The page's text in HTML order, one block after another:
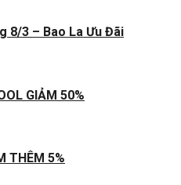
8/3 – Bao La Ưu Đãi
GIẢM 50%
THÊM 5%